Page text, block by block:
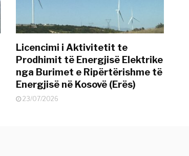
Licencimi i Aktivitetit te
Prodhimit të Energjisë Elektrike
nga Burimet e Ripërtërishme të
Energjisë në Kosovë (Erës)
23/07/2026